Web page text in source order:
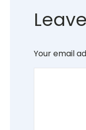
Your email